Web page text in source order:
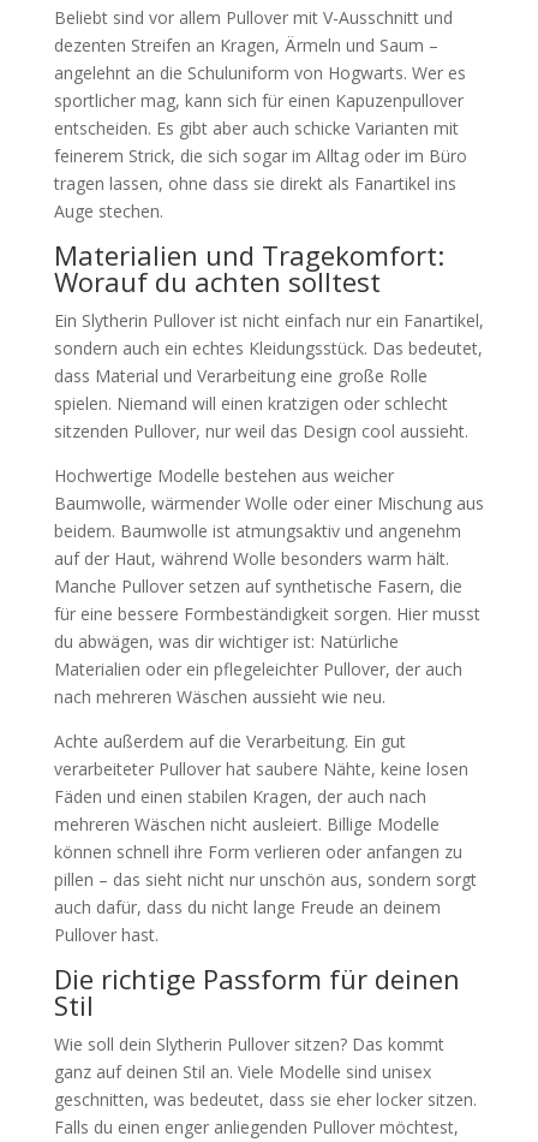
Beliebt sind vor allem Pullover mit V-Ausschnitt und
dezenten Streifen an Kragen, Ärmeln und Saum –
angelehnt an die Schuluniform von Hogwarts. Wer es
sportlicher mag, kann sich für einen Kapuzenpullover
entscheiden. Es gibt aber auch schicke Varianten mit
feinerem Strick, die sich sogar im Alltag oder im Büro
tragen lassen, ohne dass sie direkt als Fanartikel ins
Auge stechen.
Materialien und Tragekomfort:
Worauf du achten solltest
Ein Slytherin Pullover ist nicht einfach nur ein Fanartikel,
sondern auch ein echtes Kleidungsstück. Das bedeutet,
dass Material und Verarbeitung eine große Rolle
spielen. Niemand will einen kratzigen oder schlecht
sitzenden Pullover, nur weil das Design cool aussieht.
Hochwertige Modelle bestehen aus weicher
Baumwolle, wärmender Wolle oder einer Mischung aus
beidem. Baumwolle ist atmungsaktiv und angenehm
auf der Haut, während Wolle besonders warm hält.
Manche Pullover setzen auf synthetische Fasern, die
für eine bessere Formbeständigkeit sorgen. Hier musst
du abwägen, was dir wichtiger ist: Natürliche
Materialien oder ein pflegeleichter Pullover, der auch
nach mehreren Wäschen aussieht wie neu.
Achte außerdem auf die Verarbeitung. Ein gut
verarbeiteter Pullover hat saubere Nähte, keine losen
Fäden und einen stabilen Kragen, der auch nach
mehreren Wäschen nicht ausleiert. Billige Modelle
können schnell ihre Form verlieren oder anfangen zu
pillen – das sieht nicht nur unschön aus, sondern sorgt
auch dafür, dass du nicht lange Freude an deinem
Pullover hast.
Die richtige Passform für deinen
Stil
Wie soll dein Slytherin Pullover sitzen? Das kommt
ganz auf deinen Stil an. Viele Modelle sind unisex
geschnitten, was bedeutet, dass sie eher locker sitzen.
Falls du einen enger anliegenden Pullover möchtest,